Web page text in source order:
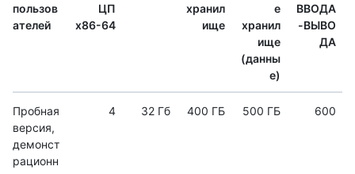
пользов
ателей
ЦП
x86-64
хранил
ище
е
хранил
ище
(данны
е)
ВВОДА
-ВЫВО
ДА
Пробная
версия,
демонст
рационн
4 32 Гб 400 ГБ 500 ГБ 600